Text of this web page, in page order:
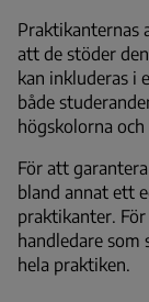
Praktikanternas
att de stöder
kan inkluderas i
både
högskolorna
För att
bland annat ett
praktikanter.
handledare som
hela praktiken.